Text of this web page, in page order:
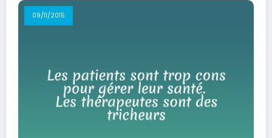
09/11/2015